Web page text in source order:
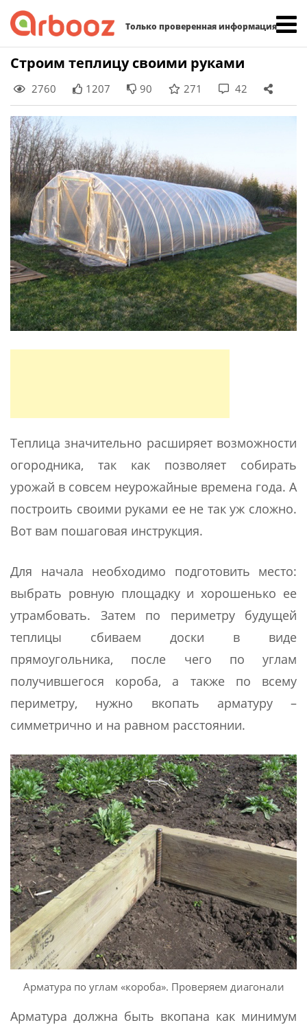
Только проверенная информация
Skip
content
Строим теплицу своими руками
2760 1207 90 271 42
Теплица значительно расширяет возможности
огородника, так как позволяет собирать
урожай в совсем неурожайные времена года. А
построить своими руками ее не так уж сложно.
Вот вам пошаговая инструкция.
Для начала необходимо подготовить место:
выбрать ровную площадку и хорошенько ее
утрамбовать. Затем по периметру будущей
теплицы сбиваем доски в виде
прямоугольника, после чего по углам
получившегося короба, а также по всему
периметру, нужно вкопать арматуру –
симметрично и на равном расстоянии.
Арматура по углам «короба». Проверяем диагонали
Арматура должна быть вкопана как минимум
Найти: